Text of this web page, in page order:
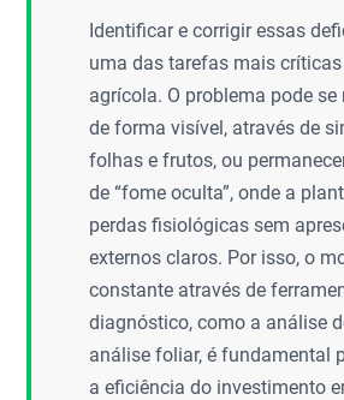
Identificar e corrigir essas
uma das tarefas mais
agrícola. O problema pode
de forma visível, através de
folhas e frutos, ou
de “fome oculta”, onde a
perdas fisiológicas sem
externos claros. Por isso, o
constante através de
diagnóstico, como a análise
análise foliar, é fundamental
a eficiência do investimento